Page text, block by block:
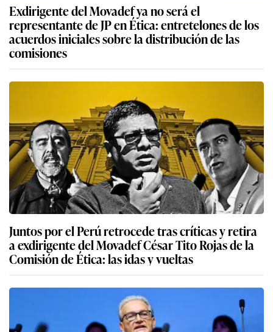
Exdirigente del Movadef ya no será el
representante de JP en Ética: entretelones de los
acuerdos iniciales sobre la distribución de las
comisiones
Juntos por el Perú retrocede tras críticas y retira
a exdirigente del Movadef César Tito Rojas de la
Comisión de Ética: las idas y vueltas